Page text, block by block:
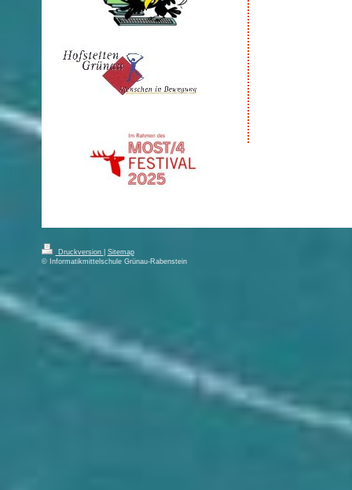
Druckversion
Sitemap
© Informatikmittelschule Grünau-Rabenstein